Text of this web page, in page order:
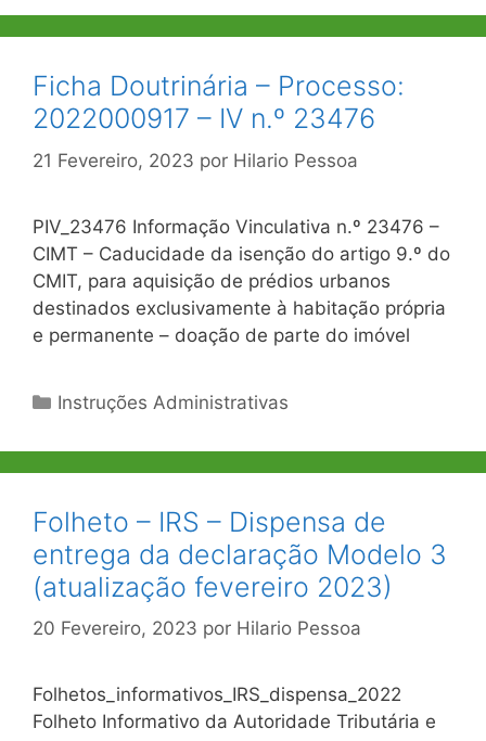
Ficha Doutrinária – Processo:
2022000917 – IV n.º 23476
21 Fevereiro, 2023 por Hilario Pessoa
PIV_23476 Informação Vinculativa n.º 23476 –
CIMT – Caducidade da isenção do artigo 9.º do
CMIT, para aquisição de prédios urbanos
destinados exclusivamente à habitação própria
e permanente – doação de parte do imóvel
Categorias
Instruções Administrativas
Folheto – IRS – Dispensa de
entrega da declaração Modelo 3
(atualização fevereiro 2023)
20 Fevereiro, 2023 por Hilario Pessoa
Folhetos_informativos_IRS_dispensa_2022
Folheto Informativo da Autoridade Tributária e